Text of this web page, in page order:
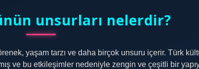
unsurları nelerdir?
yaşam tarzı ve daha birçok unsuru içerir. Türk
ve bu etkileşimler nedeniyle zengin ve çeşitli bir